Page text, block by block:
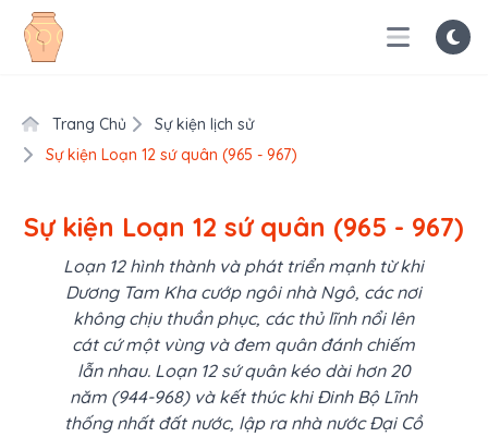
Trang Chủ
Sự kiện lịch sử
Sự kiện Loạn 12 sứ quân (965 - 967)
Sự kiện Loạn 12 sứ quân (965 - 967)
Loạn 12 hình thành và phát triển mạnh từ khi
Dương Tam Kha cướp ngôi nhà Ngô, các nơi
không chịu thuần phục, các thủ lĩnh nổi lên
cát cứ một vùng và đem quân đánh chiếm
lẫn nhau. Loạn 12 sứ quân kéo dài hơn 20
năm (944-968) và kết thúc khi Đinh Bộ Lĩnh
thống nhất đất nước, lập ra nhà nước Đại Cồ